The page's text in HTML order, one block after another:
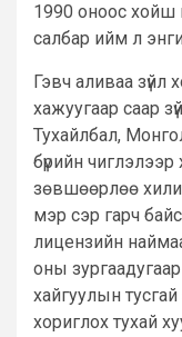
1990 оноос хойш
салбар ийм л
Гэвч аливаа зүйл
хажуугаар саар
Тухайлбал,
бүрийн чиглэлээр
зөвшөөрлөө
мэр сэр гарч
лицензийн
оны
хайгуулын
хориглох тухай